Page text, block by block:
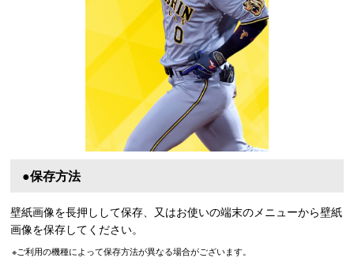
●保存方法
壁紙画像を長押しして保存、又はお使いの端末のメニューから壁紙
画像を保存してください。
※ご利用の機種によって保存方法が異なる場合がございます。